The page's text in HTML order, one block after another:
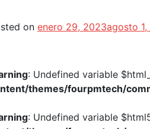
on enero 29, 2023agosto
: Undefined variable
themes/fourpmtech/
: Undefined variable